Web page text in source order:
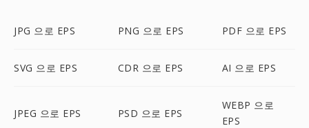
JPG 으로 EPS PNG 으로 EPS PDF 으로 EPS
SVG 으로 EPS CDR 으로 EPS AI 으로 EPS
JPEG 으로 EPS PSD 으로 EPS
WEBP 으로
EPS